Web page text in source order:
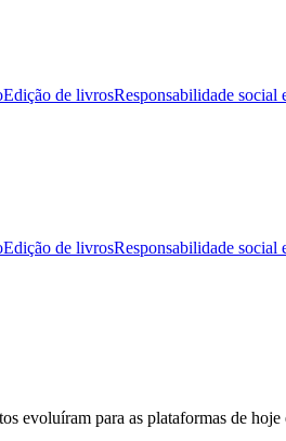
Edição de livrosResponsabilidade social
Edição de livrosResponsabilidade social
evoluíram para as plataformas de